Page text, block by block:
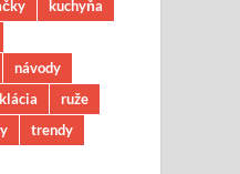
kuchyňa
návody
ruže
trendy